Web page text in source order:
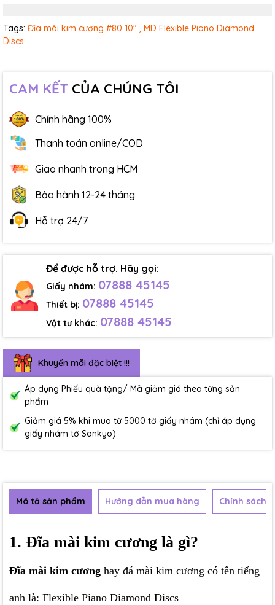
Tags: Đĩa mài kim cương #80 10" , MD Flexible Piano Diamond
Discs
CAM KẾT CỦA CHÚNG TÔI
Chính hãng 100%
Thanh toán online/COD
Giao nhanh trong HCM
Bảo hành 12-24 tháng
Hỗ trợ 24/7
Để được hỗ trợ. Hãy gọi:
Giấy nhám: 07888 45145
Thiết bị: 07888 45145
Vật tư khác: 07888 45145
Khuyến mãi đặc biệt !!!
Áp dụng Phiếu quà tặng/ Mã giảm giá theo từng sản
phẩm
Giảm giá 5% khi mua từ 5000 tờ giấy nhám (chỉ áp dụng
giấy nhám tờ Sankyo)
Mô tả sản phẩm Hướng dẫn mua hàng Chính sách
1. Đĩa mài kim cương là gì?
Đĩa mài kim cương hay đá mài kim cương có tên tiếng
anh là: Flexible Piano Diamond Discs